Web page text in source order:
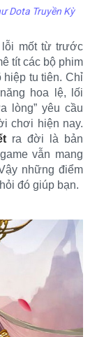
Dota Truyền Kỳ
mốt từ trước
tít các bộ phim
hiệp tu tiên. Chỉ
hoa lệ, lối
lòng” yêu cầu
chơi hiện nay.
ra đời là bản
vẫn mang
những điểm
đó giúp bạn.